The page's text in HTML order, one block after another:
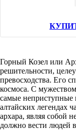
Горный Козел или
решительности,
превосходства. Его
космоса. С
самые
алтайских легендах
архара, являя собой
должно вести людей